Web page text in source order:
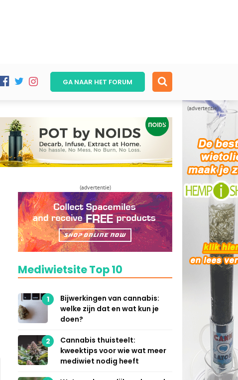
(advertentie)
GA NAAR HET FORUM
(advertentie)
Mediwietsite Top 10
1
Bijwerkingen van cannabis:
welke zijn dat en wat kun je
doen?
2
Cannabis thuisteelt:
kweektips voor wie wat meer
mediwiet nodig heeft